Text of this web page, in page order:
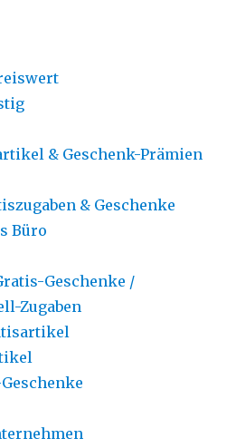
& Geschenk-Prämien
& Geschenke
Büro
Geschenke /
Zugaben